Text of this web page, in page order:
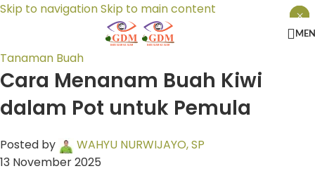
Skip to navigationSkip to main content
Tanaman Buah
Cara Menanam Buah Kiwi
dalam Pot untuk Pemula
Posted by
WAHYU NURWIJAYO, SP
13 November 2025
×
×
×